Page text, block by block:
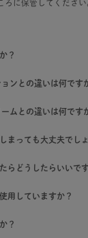
ろに保管してください
？
ンとの違いは何です
ムとの違いは何です
まっても大丈夫でし
らどうしたらいいで
用していますか？
？